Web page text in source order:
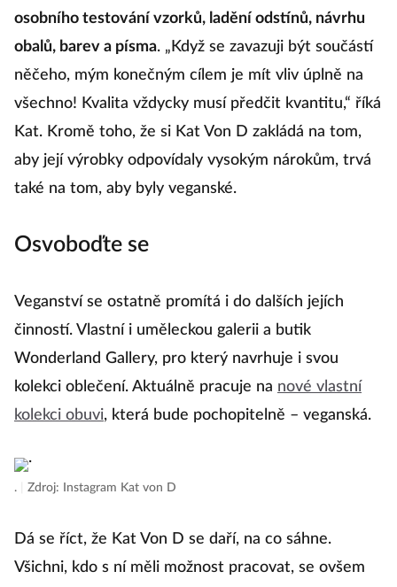
osobního testování vzorků, ladění odstínů, návrhu
obalů, barev a písma. „Když se zavazuji být součástí
něčeho, mým konečným cílem je mít vliv úplně na
všechno! Kvalita vždycky musí předčit kvantitu,“ říká
Kat. Kromě toho, že si Kat Von D zakládá na tom,
aby její výrobky odpovídaly vysokým nárokům, trvá
také na tom, aby byly veganské.
Osvoboďte se
Veganství se ostatně promítá i do dalších jejích
činností. Vlastní i uměleckou galerii a butik
Wonderland Gallery, pro který navrhuje i svou
kolekci oblečení. Aktuálně pracuje na nové vlastní
kolekci obuvi, která bude pochopitelně – veganská.
. Zdroj: Instagram Kat von D
Dá se říct, že Kat Von D se daří, na co sáhne.
Všichni, kdo s ní měli možnost pracovat, se ovšem